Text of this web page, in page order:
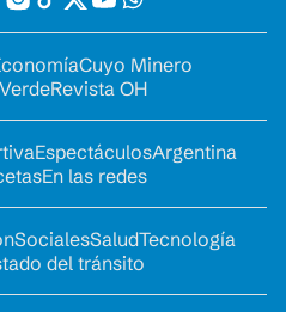
Cuyo Minero
Revista OH
EspectáculosArgentina
En las redes
SocialesSaludTecnología
del tránsito